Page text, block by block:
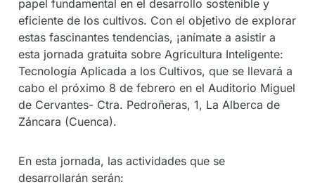
papel fundamental en el desarrollo sostenible y
eficiente de los cultivos. Con el objetivo de explorar
estas fascinantes tendencias, ¡anímate a asistir a
esta jornada gratuita sobre Agricultura Inteligente:
Tecnología Aplicada a los Cultivos, que se llevará a
cabo el próximo 8 de febrero en el Auditorio Miguel
de Cervantes- Ctra. Pedroñeras, 1, La Alberca de
Záncara (Cuenca).
En esta jornada, las actividades que se
desarrollarán serán: